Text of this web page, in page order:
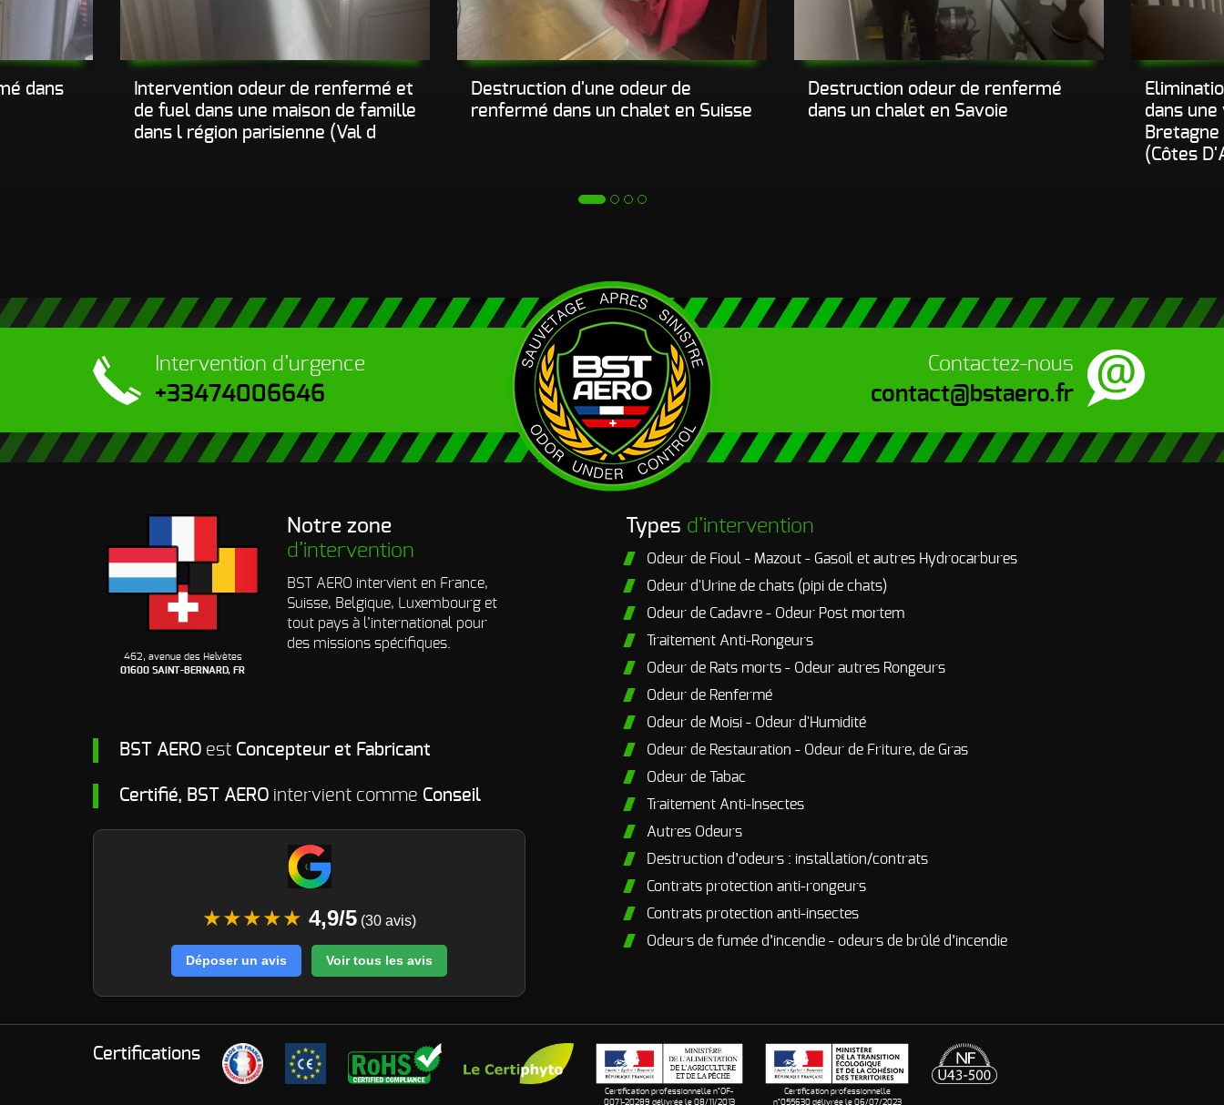
dans
Intervention odeur de renfermé et
de fuel dans une maison de famille
dans l région parisienne (Val d
Destruction d'une odeur de
renfermé dans un chalet en Suisse
Destruction odeur de renfermé
dans un chalet en Savoie
dans
(Côtes
Intervention d’urgence
+33474006646
Contactez-nous
contact@bstaero.fr
462, avenue des Helvètes
01600 SAINT-BERNARD, FR
Notre zone
d’intervention
BST AERO intervient en France,
Suisse, Belgique, Luxembourg et
tout pays à l’international pour
des missions spécifiques.
BST AERO est Concepteur et Fabricant
Certifié, BST AERO intervient comme Conseil
★★★★★ 4,9/5 (30 avis)
Déposer un avis Voir tous les avis
Types d’intervention
Odeur de Fioul - Mazout - Gasoil et autres Hydrocarbures
Odeur d'Urine de chats (pipi de chats)
Odeur de Cadavre - Odeur Post mortem
Traitement Anti-Rongeurs
Odeur de Rats morts - Odeur autres Rongeurs
Odeur de Renfermé
Odeur de Moisi - Odeur d'Humidité
Odeur de Restauration - Odeur de Friture, de Gras
Odeur de Tabac
Traitement Anti-Insectes
Autres Odeurs
Destruction d’odeurs : installation/contrats
Contrats protection anti-rongeurs
Contrats protection anti-insectes
Odeurs de fumée d’incendie - odeurs de brûlé d’incendie
Certifications
Certification professionnelle n°OF-
0071-20289 délivrée le 08/11/2013
Certification professionnelle
n°055630 délivrée le 06/07/2023